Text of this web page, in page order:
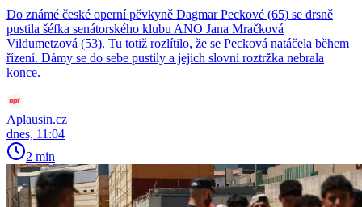
Do známé české operní pěvkyně Dagmar Peckové (65) se drsně
pustila šéfka senátorského klubu ANO Jana Mračková
Vildumetzová (53). Tu totiž rozlítilo, že se Pecková natáčela během
řízení. Dámy se do sebe pustily a jejich slovní roztržka nebrala
konce.
Aplausin.cz
dnes, 11:04
2 min